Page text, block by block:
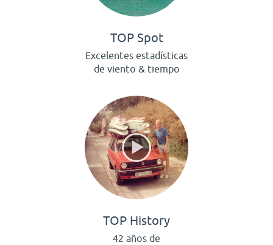
TOP Spot
Excelentes estadísticas
de viento & tiempo
TOP History
42 años de